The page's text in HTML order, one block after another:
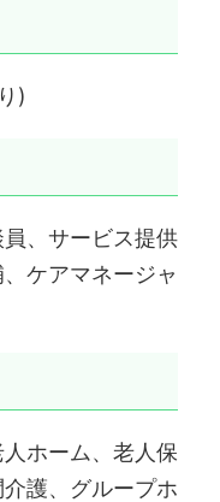
)
、サービス提供
ケアマネージャ
ホーム、老人保
護、グループホ